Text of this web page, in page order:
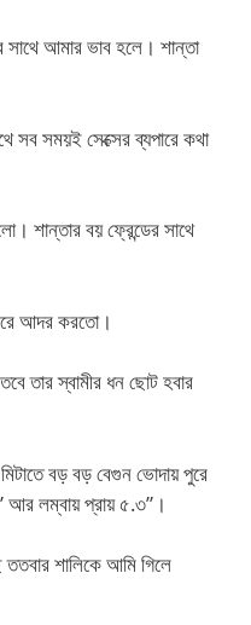
সাথে আমার ভাব হলে। শান্তা
সব সময়ই সেক্সের ব্যপারে কথা
শান্তার বয় ফ্রেন্ডের সাথে
আদর করতো।
তার স্বামীর ধন ছোট হবার
বড় বড় বেগুন ভোদায় পুরে
আর লম্বায় প্রায় ৫.৩”।
ততবার শালিকে আমি গিলে